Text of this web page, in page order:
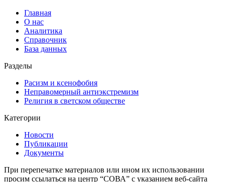
Главная
О нас
Аналитика
Справочник
База данных
Разделы
Расизм и ксенофобия
Неправомерный антиэкстремизм
Религия в светском обществе
Категории
Новости
Публикации
Документы
При перепечатке материалов или ином их использовании
просим ссылаться на центр “СОВА” с указанием веб-сайта